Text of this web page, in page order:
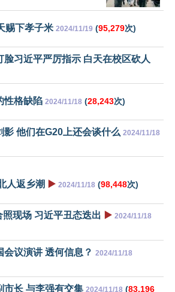
赐下孝子米 2024/11/19 (95,279次)
脸习近平严厉指示 白天在校区砍人
性格缺陷 2024/11/18 (28,243次)
影 他们在G20上还会谈什么 2024/11/18
人返乡潮 ▶️ 2024/11/18 (98,448次)
现场 习近平丑态迭出 ▶️ 2024/11/18
议演讲 透何信息？ 2024/11/18
市长 与李强有交集 2024/11/18 (83,196